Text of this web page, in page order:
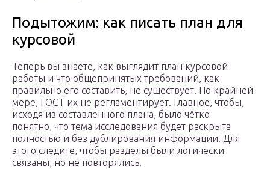
Подытожим: как писать план для
курсовой
Теперь вы знаете, как выглядит план курсовой
работы и что общепринятых требований, как
правильно его составить, не существует. По крайней
мере, ГОСТ их не регламентирует. Главное, чтобы,
исходя из составленного плана, было чётко
понятно, что тема исследования будет раскрыта
полностью и без дублирования информации. Для
этого следите, чтобы разделы были логически
связаны, но не повторялись.